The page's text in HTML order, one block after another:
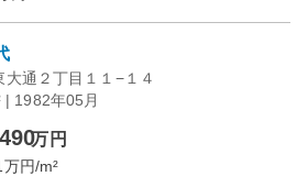
通２丁目１１−１４
1982年05月
万円
万円/m²